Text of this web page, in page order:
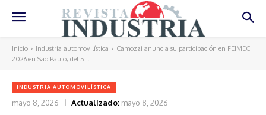
Inicio Industria automovilística
Camozzi anuncia su participación en FEIMEC
2026 en São Paulo, del 5...
INDUSTRIA AUTOMOVILÍSTICA
mayo 8, 2026 Actualizado: mayo 8, 2026